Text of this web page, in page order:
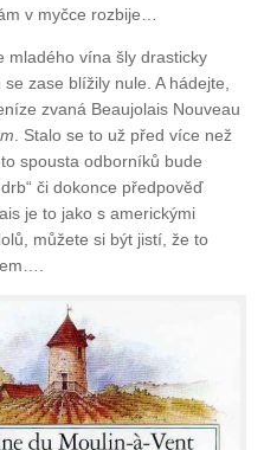
v myčce rozbije…
mladého vína šly drasticky
zase blížily nule. A hádejte,
zvaná Beaujolais Nouveau
. Stalo se to už před více než
spousta odborníků bude
či dokonce předpověď
je to jako s americkými
můžete si být jistí, že to